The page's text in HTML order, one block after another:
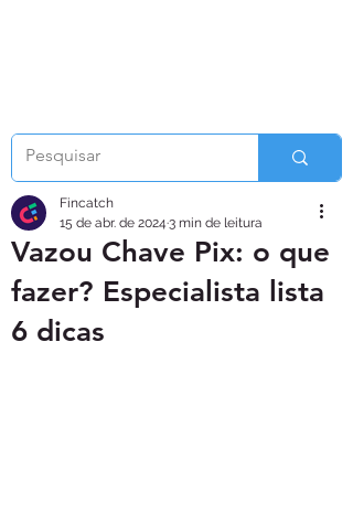
Vazou Chave Pix: o que
fazer? Especialista lista
6 dicas
Fincatch
15 de abr. de 2024 3 min de leitura